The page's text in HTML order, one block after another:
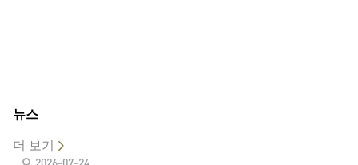
뉴스
더 보기
2026-07-24